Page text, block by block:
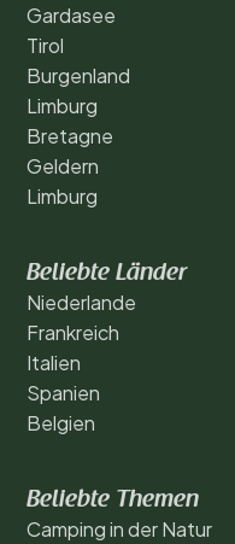
Gardasee
Tirol
Burgenland
Limburg
Bretagne
Geldern
Limburg
Beliebte Länder
Niederlande
Frankreich
Italien
Spanien
Belgien
Beliebte Themen
Camping in der Natur